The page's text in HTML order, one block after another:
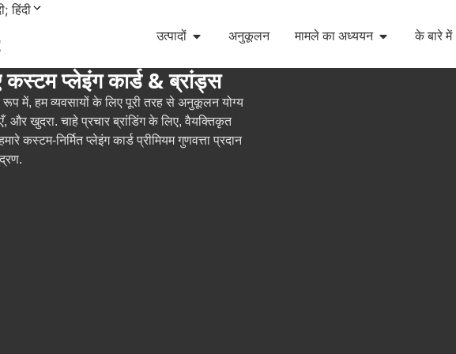
हिंदी
उत्पादों अनुकूलन मामले का अध्ययन के बारे में
कस्टम प्लेइंग कार्ड & ब्रांड्स
रूप में, हम व्यवसायों के लिए पूरी तरह से अनुकूलन योग्य
और खुदरा. चाहे प्रचार ब्रांडिंग के लिए, वैयक्तिकृत
कस्टम-निर्मित प्लेइंग कार्ड प्रीमियम गुणवत्ता प्रदान